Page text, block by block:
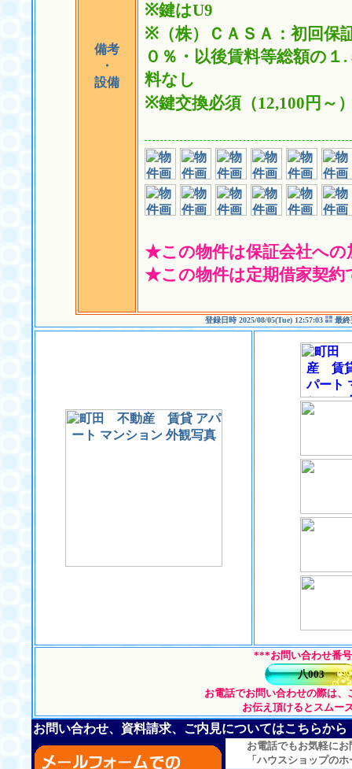
備考
・
設備
※鍵はU9
※（株）ＣＡＳＡ：初回
０％・以後賃料等総額の
料なし
※鍵交換必須（12,100円～
★この物件は保証会社への
★この物件は定期借家契約
登録日時 2025/08/05(Tue) 12:57:03 最終
***お問い合わせ番
八003
お電話でお問い合わせの際は、
お伝え頂けるとスムー
お問い合わせ、資料請求、ご内見についてはこちらから
お電話でもお気軽にお
「ハウスショップのホ